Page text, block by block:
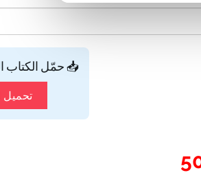
📥 حمّل الكتاب
تحميل